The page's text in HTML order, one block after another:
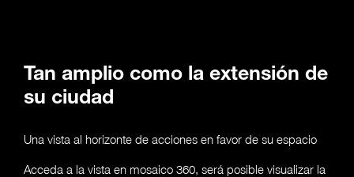
Tan amplio como la extensión de
su ciudad
Una vista al horizonte de acciones en favor de su espacio
Acceda a la vista en mosaico 360, será posible visualizar la